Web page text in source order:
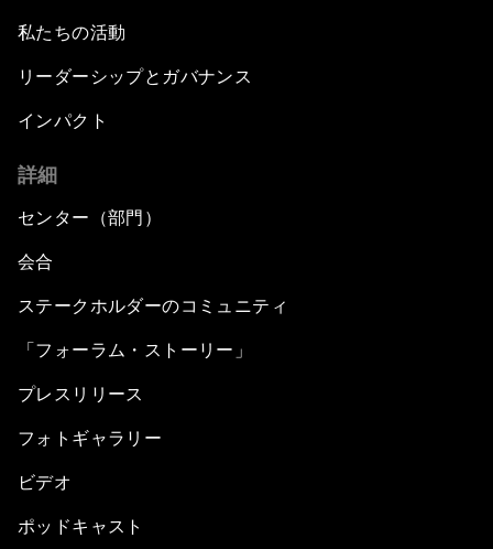
私たちの活動
リーダーシップとガバナンス
インパクト
詳細
センター（部門）
会合
ステークホルダーのコミュニティ
「フォーラム・ストーリー」
プレスリリース
フォトギャラリー
ビデオ
ポッドキャスト